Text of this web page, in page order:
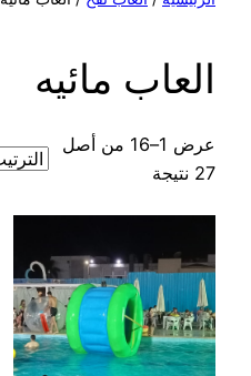
العاب مائيه
عرض 1–16 من أصل
27 نتيجة